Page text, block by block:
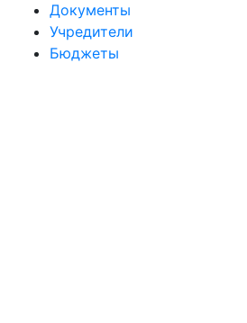
Документы
Учредители
Бюджеты